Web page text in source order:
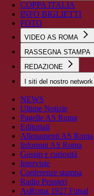
COPPA ITALIA
INFO BIGLIETTI
FOTO
VIDEO AS ROMA
RASSEGNA STAMPA
REDAZIONE
I siti del nostro network
NEWS
Ultime Notizie
Pagelle AS Roma
Editoriali
Allenamenti AS Roma
Infortuni AS Roma
Gossip e curiosità
Interviste
Conferenze stampa
Radio Pensieri
AsRoma 1927 Futsal